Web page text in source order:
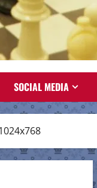
SOCIAL MEDIA